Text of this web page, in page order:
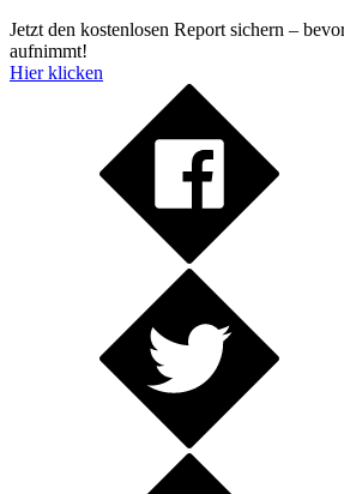
Jetzt den kostenlosen Report sichern –
aufnimmt!
Hier klicken